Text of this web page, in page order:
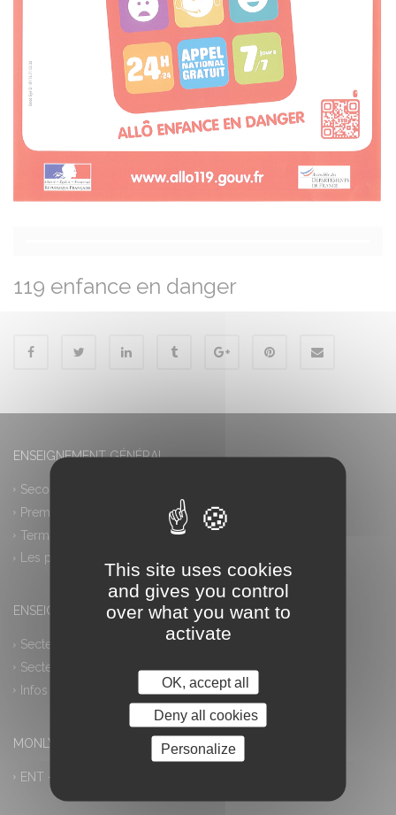
119 enfance en danger
ENSEIGNEMENT GÉNÉRAL
Seconde générale et technologique
Première générale
Terminale générale
Les plus
ENSEIGNEMENT PROFESSIONNEL
Secteur industriel
Secteur tertiaire
Infos pratiques
MONLYCEE.NET (ENT) – PRONOTE
ENT – Accès à PRONOTE
This site uses cookies
and gives you control
over what you want to
activate
OK, accept all
Deny all cookies
Personalize